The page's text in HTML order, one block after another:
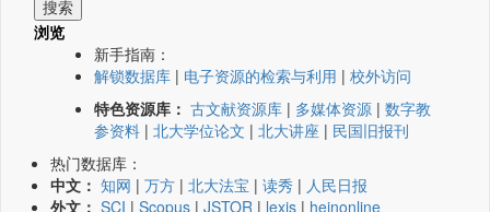
浏览
新手指南：
解锁数据库 | 电子资源的检索与利用 | 校外访问
特色资源库： 古文献资源库 | 多媒体资源 | 数字教
参资料 | 北大学位论文 | 北大讲座 | 民国旧报刊
热门数据库：
中文： 知网 | 万方 | 北大法宝 | 读秀 | 人民日报
外文： SCI | Scopus | JSTOR | lexis | heinonline